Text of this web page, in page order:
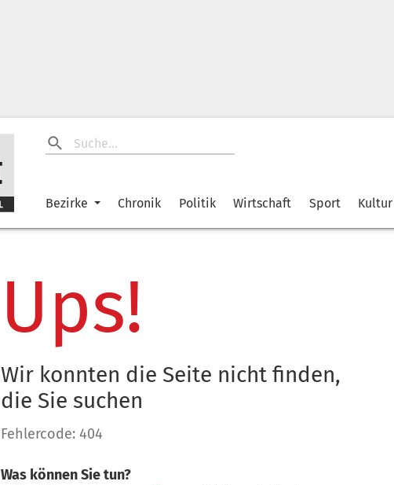
Bezirke Chronik Politik Wirtschaft Sport Kultur
Ups!
Wir konnten die Seite nicht finden,
die Sie suchen
Fehlercode: 404
Was können Sie tun?